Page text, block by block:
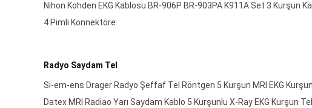
Nihon Kohden EKG Kablosu BR-906P BR-903PA K911A Set 3 Kurşun
4 Pimli Konnektöre
Radyo Saydam Tel
Si-em-ens Drager Radyo Şeffaf Tel Röntgen 5 Kurşun MRI EKG
Datex MRI Radiao Yarı Saydam Kablo 5 Kurşunlu X-Ray EKG Kurşun